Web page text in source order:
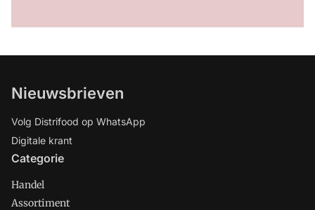
Nieuwsbrieven
Volg Distrifood op WhatsApp
Digitale krant
Categorie
Handel
Assortiment